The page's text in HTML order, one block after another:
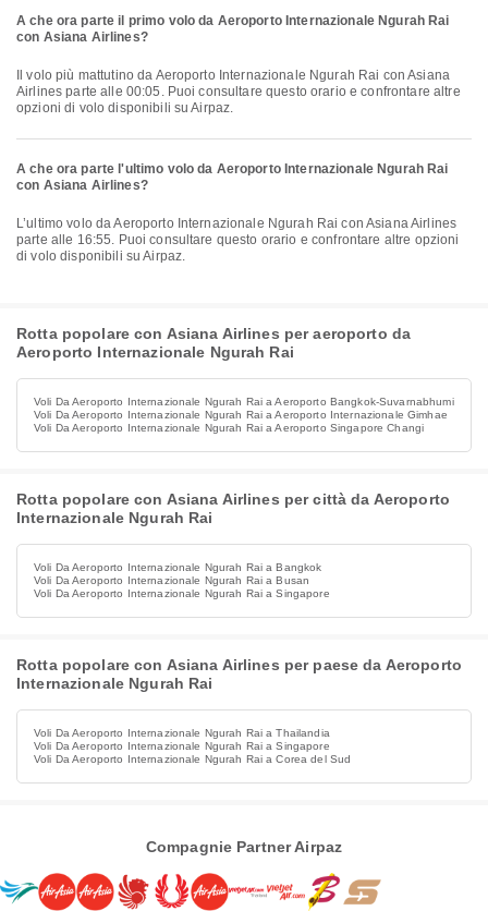
A che ora parte il primo volo da Aeroporto Internazionale Ngurah Rai
con Asiana Airlines?
Airlines parte alle 00:05. Puoi consultare questo orario e confrontare altre
opzioni di volo disponibili su Airpaz.
A che ora parte l'ultimo volo da Aeroporto Internazionale Ngurah Rai
con Asiana Airlines?
L’ultimo volo da Aeroporto Internazionale Ngurah Rai con Asiana Airlines
parte alle 16:55. Puoi consultare questo orario e confrontare altre opzioni
di volo disponibili su Airpaz.
Rotta popolare con Asiana Airlines per aeroporto da
Aeroporto Internazionale Ngurah Rai
Voli Da Aeroporto Internazionale Ngurah Rai a Aeroporto Bangkok-Suvarnabhumi
Voli Da Aeroporto Internazionale Ngurah Rai a Aeroporto Internazionale Gimhae
Voli Da Aeroporto Internazionale Ngurah Rai a Aeroporto Singapore Changi
Rotta popolare con Asiana Airlines per città da Aeroporto
Internazionale Ngurah Rai
Voli Da Aeroporto Internazionale Ngurah Rai a Bangkok
Voli Da Aeroporto Internazionale Ngurah Rai a Busan
Voli Da Aeroporto Internazionale Ngurah Rai a Singapore
Rotta popolare con Asiana Airlines per paese da Aeroporto
Internazionale Ngurah Rai
Voli Da Aeroporto Internazionale Ngurah Rai a Thailandia
Voli Da Aeroporto Internazionale Ngurah Rai a Singapore
Voli Da Aeroporto Internazionale Ngurah Rai a Corea del Sud
Compagnie Partner Airpaz